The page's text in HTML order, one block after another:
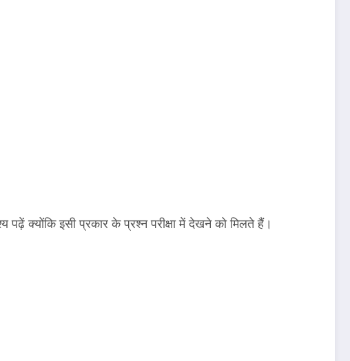
पढ़ें क्योंकि इसी प्रकार के प्रश्न परीक्षा में देखने को मिलते हैं।